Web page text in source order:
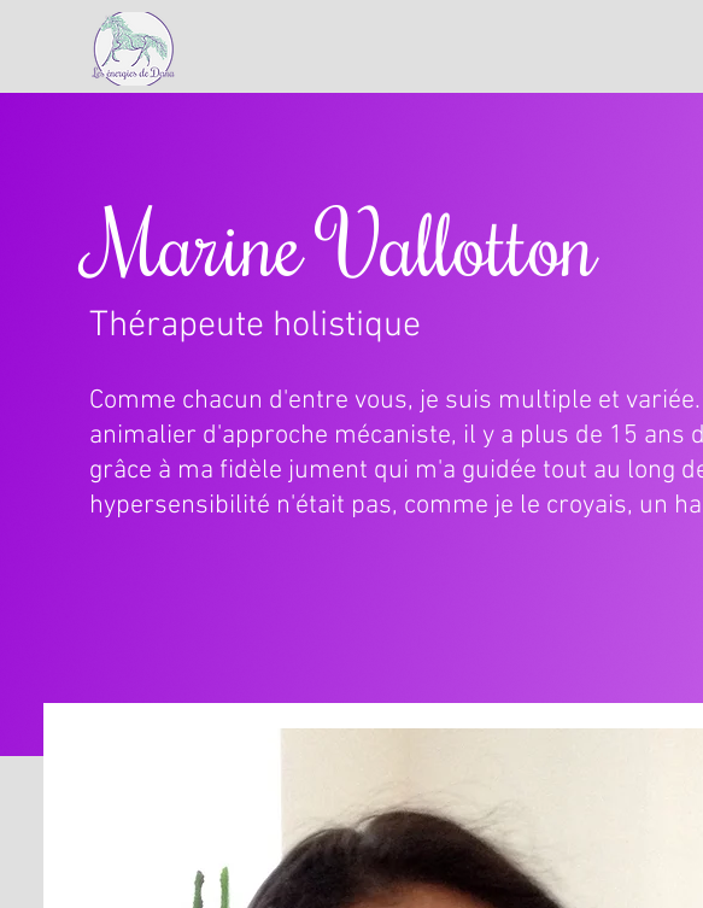
Marine Vallotton
Thérapeute holistique
Comme chacun d'entre vous, je suis multiple et
animalier d'approche mécaniste, il y a plus de 15 ans
grâce à ma fidèle jument qui m'a guidée tout au long
hypersensibilité n'était pas, comme je le croyais, un